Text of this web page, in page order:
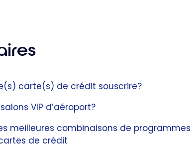
carte(s) de crédit souscrire?
VIP d’aéroport?
meilleures combinaisons de programmes
de crédit